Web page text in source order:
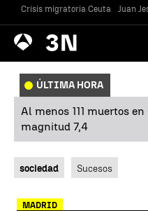
Crisis migratoria Ceuta Juan
Antena
3 Noticias
ÚLTIMA HORA
Al menos 111 muertos
magnitud 7,4
sociedad Sucesos
MADRID